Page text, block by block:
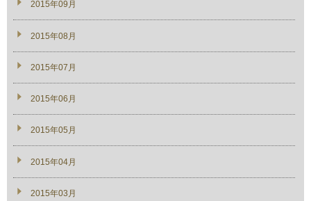
2015年09月
2015年08月
2015年07月
2015年06月
2015年05月
2015年04月
2015年03月